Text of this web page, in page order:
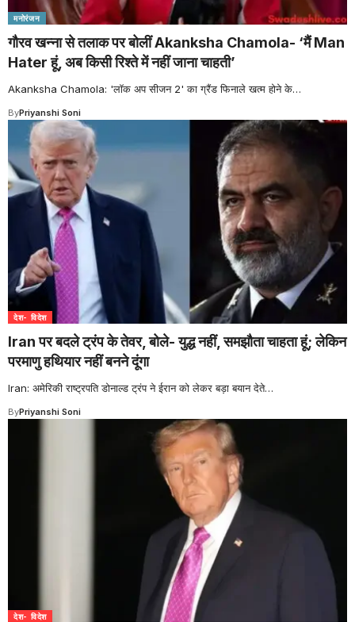
मनोरंजन
गौरव खन्ना से तलाक पर बोलीं Akanksha Chamola- ‘मैं Man
Hater हूं, अब किसी रिश्ते में नहीं जाना चाहती’
Akanksha Chamola: 'लॉक अप सीजन 2' का ग्रैंड फिनाले खत्म होने के…
ByPriyanshi Soni
देश- विदेश
Iran पर बदले ट्रंप के तेवर, बोले- युद्ध नहीं, समझौता चाहता हूं; लेकिन
परमाणु हथियार नहीं बनने दूंगा
Iran: अमेरिकी राष्ट्रपति डोनाल्ड ट्रंप ने ईरान को लेकर बड़ा बयान देते…
ByPriyanshi Soni
देश- विदेश